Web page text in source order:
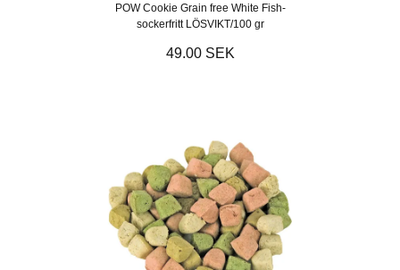
POW Cookie Grain free White Fish-
sockerfritt LÖSVIKT/100 gr
49.00 SEK